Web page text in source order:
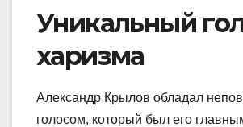
Уникальный
харизма
Александр Крылов обладал
голосом, который был его